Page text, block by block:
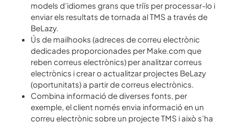
models d’idiomes grans que triïs per processar-lo i
enviar els resultats de tornada al TMS a través de
BeLazy.
Ús de mailhooks (adreces de correu electrònic
dedicades proporcionades per Make.com que
reben correus electrònics) per analitzar correus
electrònics i crear o actualitzar projectes BeLazy
(oportunitats) a partir de correus electrònics.
Combina informació de diverses fonts, per
exemple, el client només envia informació en un
correu electrònic sobre un projecte TMS i això s’ha